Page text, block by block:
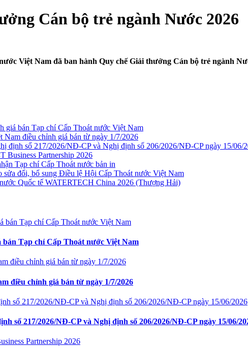
Cán bộ trẻ ngành Nước 2026
Việt Nam đã ban hành Quy chế Giải thưởng Cán bộ trẻ ngành
giá bán Tạp chí Cấp Thoát nước Việt Nam
Nam điều chỉnh giá bán từ ngày 1/7/2026
định số 217/2026/NĐ-CP và Nghị định số 206/2026/NĐ-CP ngày 15/06/
Business Partnership 2026
Tạp chí Cấp Thoát nước bản in
sửa đổi, bổ sung Điều lệ Hội Cấp Thoát nước Việt Nam
Quốc tế WATERTECH China 2026 (Thượng Hải)
bán Tạp chí Cấp Thoát nước Việt Nam
điều chỉnh giá bán từ ngày 1/7/2026
số 217/2026/NĐ-CP và Nghị định số 206/2026/NĐ-CP ngày 15/06/